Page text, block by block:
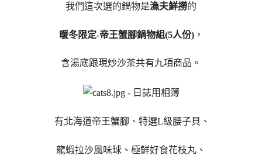
我們這次選的鍋物是漁夫鮮撈的
暖冬限定-帝王蟹腳鍋物組(5人份)，
含湯底跟現炒沙茶共有九項商品。
有北海道帝王蟹腳、特選L級腰子貝、
龍蝦拉沙風味球、極鮮好食花枝丸、